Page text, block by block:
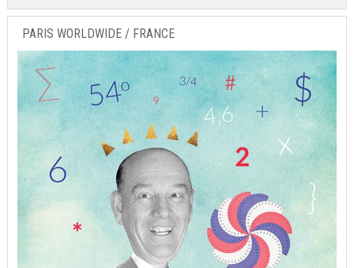
PARIS WORLDWIDE / FRANCE